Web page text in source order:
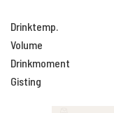
Drinktemp.
Volume
Drinkmoment
Gisting